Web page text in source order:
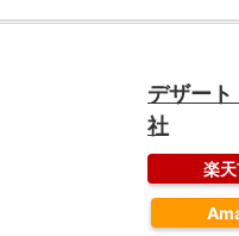
デザー
社
楽